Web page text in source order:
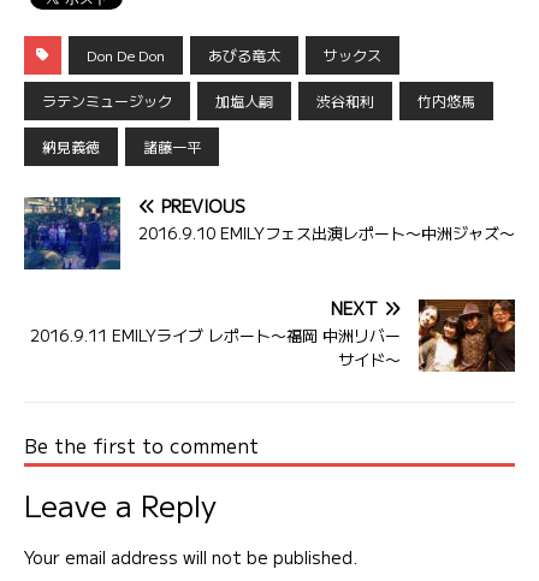
Don De Don あびる竜太 サックス
ラテンミュージック 加塩人嗣 渋谷和利 竹内悠馬
納見義徳 諸藤一平
PREVIOUS
2016.9.10 EMILYフェス出演レポート〜中洲ジャズ〜
NEXT
2016.9.11 EMILYライブ レポート〜福岡 中洲リバー
サイド〜
Be the first to comment
Leave a Reply
Your email address will not be published.